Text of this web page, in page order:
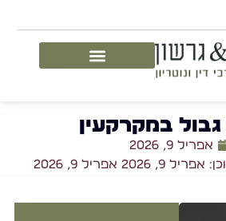
במקרקעין
אפריל 9, 2026
9, 2026
אפריל 9, 2026